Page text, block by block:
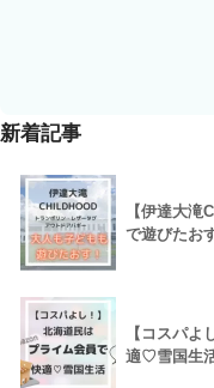
新着記事
【伊達大
で遊びたお
【コスパ
適♡雪国生